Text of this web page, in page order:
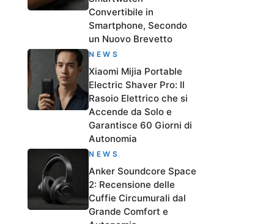
Convertibile in
Smartphone, Secondo
un Nuovo Brevetto
NEWS
Xiaomi Mijia Portable
Electric Shaver Pro: Il
Rasoio Elettrico che si
Accende da Solo e
Garantisce 60 Giorni di
Autonomia
NEWS
Anker Soundcore Space
2: Recensione delle
Cuffie Circumurali dal
Grande Comfort e